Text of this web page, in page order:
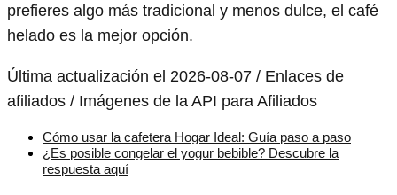
prefieres algo más tradicional y menos dulce, el café
helado es la mejor opción.
Última actualización el 2026-08-07 / Enlaces de
afiliados / Imágenes de la API para Afiliados
Cómo usar la cafetera Hogar Ideal: Guía paso a paso
¿Es posible congelar el yogur bebible? Descubre la
respuesta aquí